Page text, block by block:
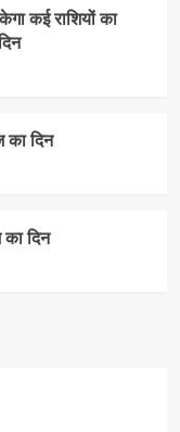
कई राशियों का
का दिन
दिन